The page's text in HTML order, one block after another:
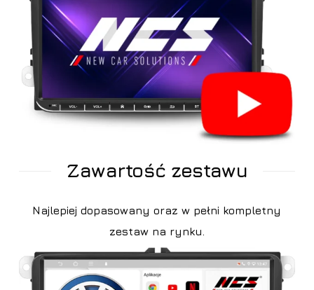
Zawartość zestawu
Najlepiej dopasowany oraz w pełni kompletny
zestaw na rynku.